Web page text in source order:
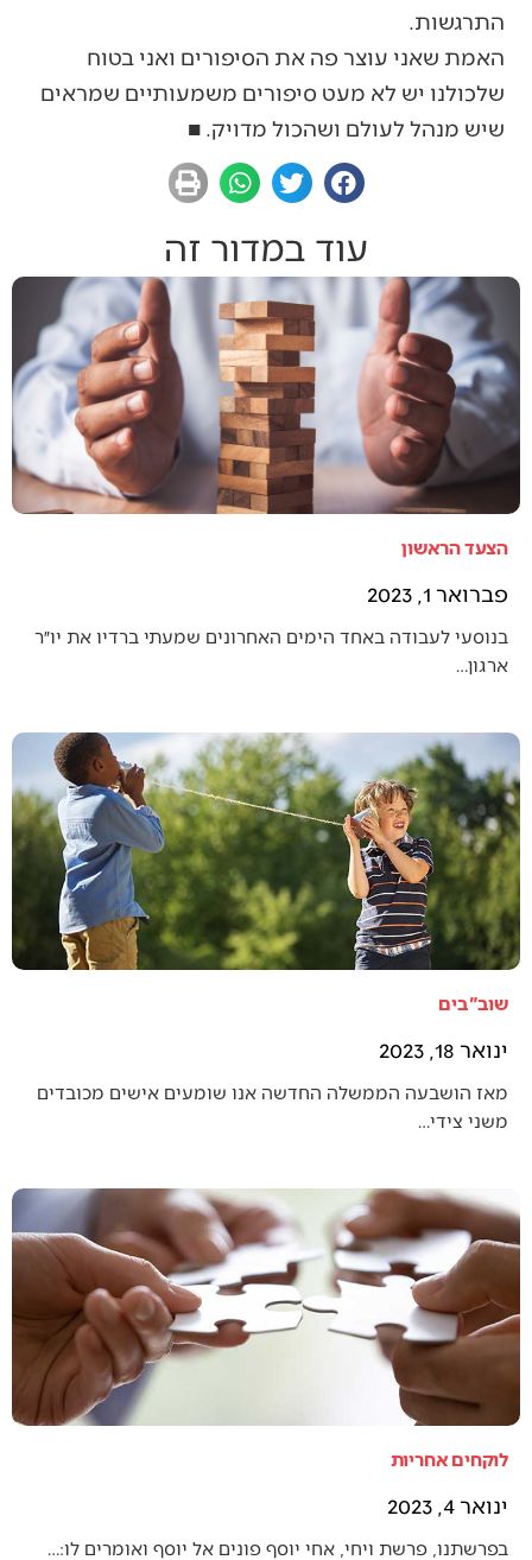
התרגשות.
האמת שאני עוצר פה את הסיפורים ואני בטוח
שלכולנו יש לא מעט סיפורים משמעותיים שמראים
שיש מנהל לעולם ושהכול מדויק. ■
עוד במדור זה
הצעד הראשון
פברואר 1, 2023
בנוסעי לעבודה באחד הימים האחרונים שמעתי ברדיו את יו״ר
ארגון…
שוב"בים
ינואר 18, 2023
מאז הושבעה הממשלה החדשה אנו שומעים אישים מכובדים
משני צידי…
לוקחים אחריות
ינואר 4, 2023
בפרשתנו, פרשת ויחי, אחי יוסף פונים אל יוסף ואומרים לו:…